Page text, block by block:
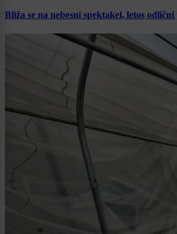
Bliža se na nebesni spektakel, letos